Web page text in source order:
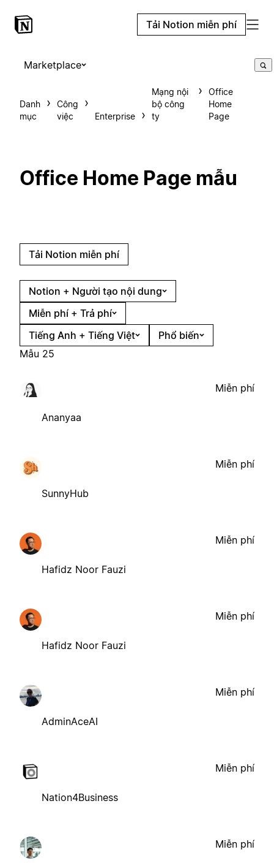
Tải Notion miễn phí
Marketplace
Danh
mục
Công
việc
Enterprise
Mạng nội
bộ công
ty
Office
Home
Page
Office Home Page mẫu
Tải Notion miễn phí
Notion + Người tạo nội dung
Miễn phí + Trả phí
Tiếng Anh + Tiếng Việt
Phổ biến
Mẫu 25
Ananyaa
Miễn phí
SunnyHub
Miễn phí
Hafidz Noor Fauzi
Miễn phí
Hafidz Noor Fauzi
Miễn phí
AdminAceAI
Miễn phí
Nation4Business
Miễn phí
Miễn phí